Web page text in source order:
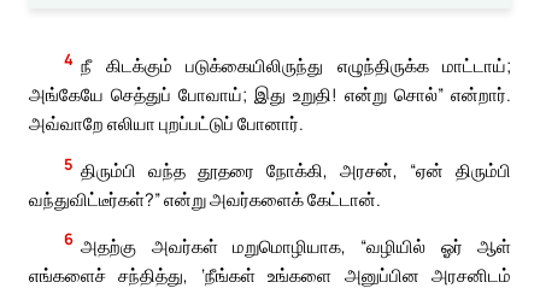
4 நீ கிடக்கும் படுக்கையிலிருந்து எழுந்திருக்க மாட்டாய்;
அங்கேயே செத்துப் போவாய்; இது உறுதி! என்று சொல்” என்றார்.
அவ்வாறே எலியா புறப்பட்டுப் போனார்.
5 திரும்பி வந்த தூதரை நோக்கி, அரசன், “ஏன் திரும்பி
வந்துவிட்டீர்கள்?” என்று அவர்களைக் கேட்டான்.
6 அதற்கு அவர்கள் மறுமொழியாக, “வழியில் ஓர் ஆள்
எங்களைச் சந்தித்து, ‘நீங்கள் உங்களை அனுப்பின அரசனிடம்